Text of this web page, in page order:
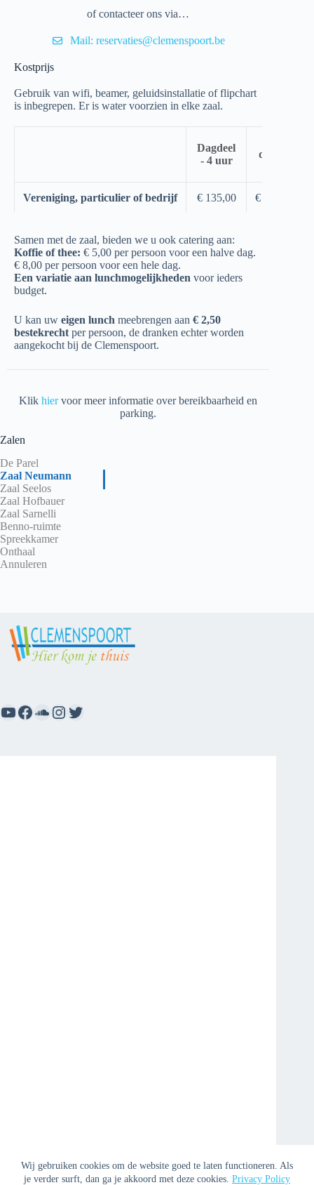
Wij gebruiken cookies om de website goed te laten functioneren. Als
je verder surft, dan ga je akkoord met deze cookies. Privacy Policy
Zalen
De Parel
Zaal Neumann
Zaal Seelos
Zaal Hofbauer
Zaal Sarnelli
Benno-ruimte
Spreekkamer
Onthaal
Annuleren
of contacteer ons via…
Mail: reservaties@clemenspoort.be
Kostprijs
Gebruik van wifi, beamer, geluidsinstallatie of flipchart
is inbegrepen. Er is water voorzien in elke zaal.
Dagdeel
- 4 uur
dag - 8
Vereniging, particulier of bedrijf € 135,00 € 250,00
Samen met de zaal, bieden we u ook catering aan:
Koffie of thee: € 5,00 per persoon voor een halve dag.
€ 8,00 per persoon voor een hele dag.
Een variatie aan lunchmogelijkheden voor ieders
budget.
U kan uw eigen lunch meebrengen aan € 2,50
bestekrecht per persoon, de dranken echter worden
aangekocht bij de Clemenspoort.
Klikhiervoor meer informatie over bereikbaarheid en
parking.